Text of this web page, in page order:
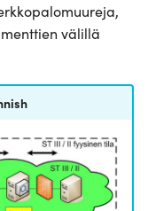
välillä